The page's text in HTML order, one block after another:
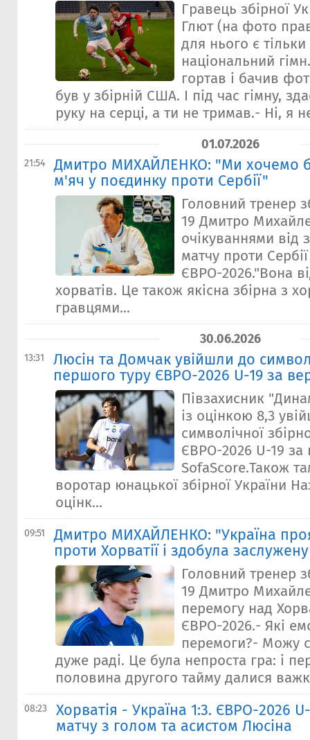
Гравець збірної
Глют (на фото
для нього є
національний
гортав і бачив
був у збірній США. І під час гімну,
руку на серці, а ти не тримав.- Ні, я
01.07.2026
21:54
Дмитро МИХАЙЛЕНКО: "Ми хочемо
м'яч у поєдинку проти Сербії"
Головний тренер
19 Дмитро
очікуваннями від
матчу проти
ЄВРО-2026."Вона
хорватів. Це також якісна збірна з
гравцями...
30.06.2026
13:31
Люсін та Домчак увійшли до
першого туру ЄВРО-2026 U-19 за
Півзахисник
із оцінкою 8,3
символічної
ЄВРО-2026 U-19 за
SofaScore.Також
воротар юнацької збірної України
оцінк...
09:51
Дмитро МИХАЙЛЕНКО: "Україна
проти Хорватії і здобула
Головний тренер
19 Дмитро
перемогу над
ЄВРО-2026.- Які
перемоги?- Можу
дуже раді. Це була непроста гра: і
половина другого тайму далися
08:23
Хорватія - Україна 1:3. ЄВРО-2026
матчу з голом та асистом Люсіна